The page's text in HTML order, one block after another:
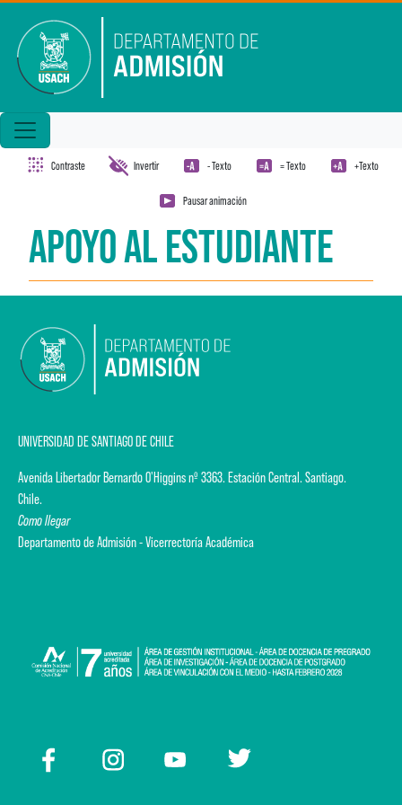
Contraste Invertir - Texto = Texto +Texto
Pausar animación
APOYO AL ESTUDIANTE
UNIVERSIDAD DE SANTIAGO DE CHILE
Avenida Libertador Bernardo O'Higgins nº 3363. Estación Central. Santiago.
Chile.
Como llegar
Departamento de Admisión - Vicerrectoría Académica